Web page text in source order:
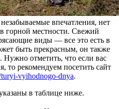
впечатления, нет
горной местности. Свежий
виды — все это есть в
быть прекрасным, он также
отметить, что если вас
то рекомендуем посетить сайт
vyihodnogo-dnya.
в таблице ниже.